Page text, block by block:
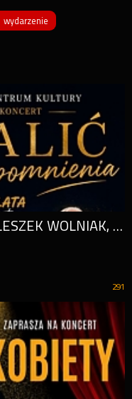
wydarzenie
OCALIĆ OD ZAPOMNIENIA | LESZEK WOLNIAK, ANDRZEJ DZIEDZIAK, TADEUSZ KAROLCZAK
291